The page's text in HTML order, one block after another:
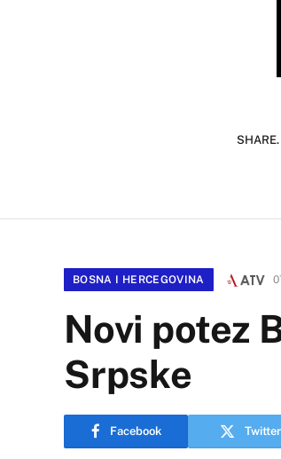
SHARE.
BOSNA I HERCEGOVINA
Novi potez
Srpske
Facebook Twitter